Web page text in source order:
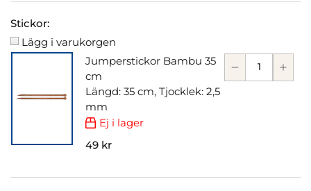
Stickor:
Lägg i varukorgen
Jumperstickor Bambu 35
cm
Längd: 35 cm, Tjocklek: 2,5
mm
Ej i lager
49 kr